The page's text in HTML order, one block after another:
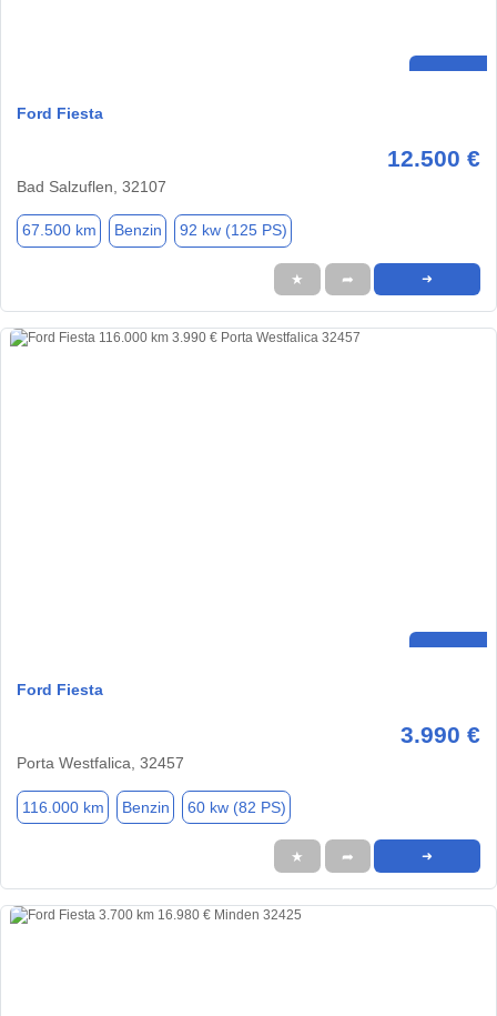
Ford Fiesta
12.500 €
Bad Salzuflen, 32107
67.500 km Benzin 92 kw (125 PS)
★ ➦ ➜
Ford Fiesta
3.990 €
Porta Westfalica, 32457
116.000 km Benzin 60 kw (82 PS)
★ ➦ ➜